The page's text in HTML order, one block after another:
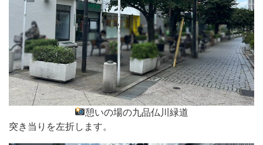
憩いの場の九品仏川緑道
突き当りを左折します。